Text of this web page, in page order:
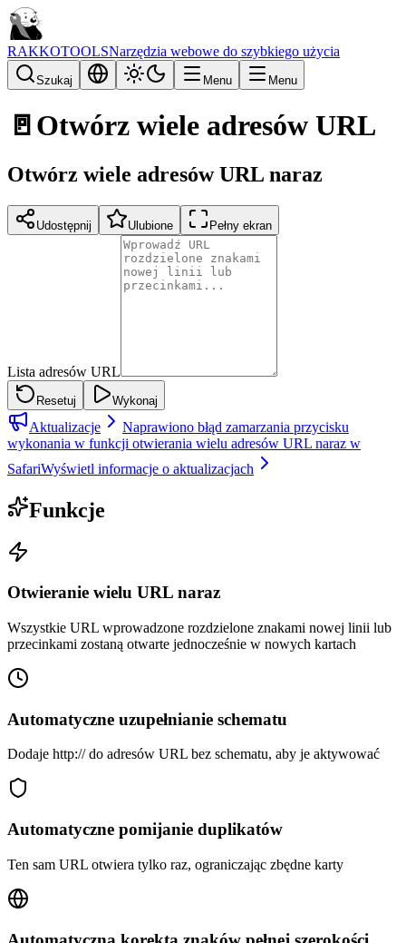
RAKKOTOOLSNarzędzia webowe do szybkiego użycia
Szukaj Menu Menu
🚪Otwórz wiele adresów URL
Otwórz wiele adresów URL naraz
Udostępnij Ulubione Pełny ekran
Lista adresów URL
Resetuj Wykonaj
Aktualizacje
Naprawiono błąd zamarzania przycisku
wykonania w funkcji otwierania wielu adresów URL naraz w
SafariWyświetl informacje o aktualizacjach
Funkcje
Otwieranie wielu URL naraz
Wszystkie URL wprowadzone rozdzielone znakami nowej linii lub
przecinkami zostaną otwarte jednocześnie w nowych kartach
Automatyczne uzupełnianie schematu
Dodaje http:// do adresów URL bez schematu, aby je aktywować
Automatyczne pomijanie duplikatów
Ten sam URL otwiera tylko raz, ograniczając zbędne karty